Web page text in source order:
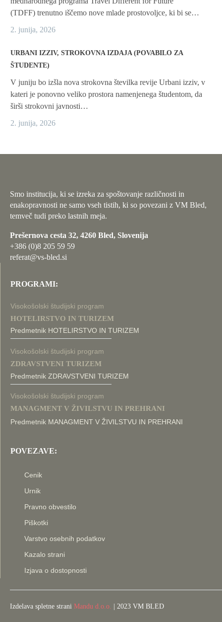
(TDFF) trenutno iščemo nove mlade prostovoljce, ki bi se…
2. junija, 2026
URBANI IZZIV, STROKOVNA IZDAJA (POVABILO ZA
ŠTUDENTE)
V juniju bo izšla nova strokovna številka revije Urbani izziv, v
kateri je ponovno veliko prostora namenjenega študentom, da
širši strokovni javnosti…
2. junija, 2026
Smo institucija, ki se izreka za spoštovanje različnosti in
enakopravnosti ne samo vseh tistih, ki so povezani z VM Bled,
temveč tudi preko lastnih meja.
Prešernova cesta 32, 4260 Bled, Slovenija
+386 (0)8 205 59 59
referat@vs-bled.si
PROGRAMI:
Visokošolski študijski program
HOTELIRSTVO IN TURIZEM
Predmetnik HOTELIRSTVO IN TURIZEM
Visokošolski študijski program
ZDRAVSTVENI TURIZEM
Predmetnik ZDRAVSTVENI TURIZEM
Visokošolski študijski program
MANAGMENT V ŽIVILSTVU IN PREHRANI
Predmetnik MANAGMENT V ŽIVILSTVU IN PREHRANI
POVEZAVE:
Cenik
Urnik
Pravno obvestilo
Piškotki
Varstvo osebnih podatkov
Kazalo strani
Izjava o dostopnosti
Izdelava spletne strani Mandu d.o.o. | 2023 VM BLED